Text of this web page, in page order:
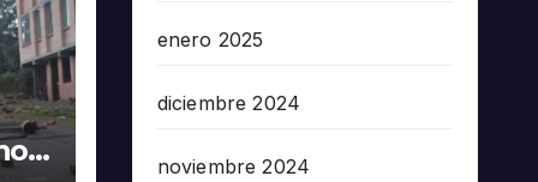
enero 2025
diciembre 2024
noviembre 2024